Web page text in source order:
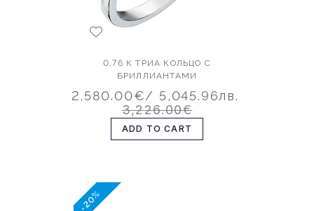
0.76 К ТРИА КОЛЬЦО С
БРИЛЛИАНТАМИ
2,580.00€/ 5,045.96лв.
3,226.00€
ADD TO CART
-20%